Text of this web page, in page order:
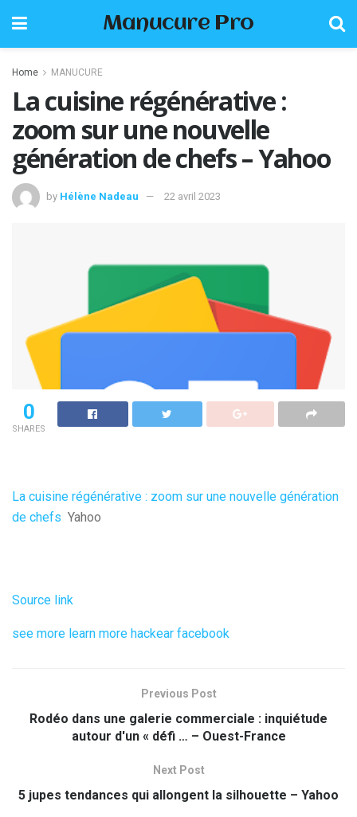
Manucure Pro
Home MANUCURE
La cuisine régénérative :
zoom sur une nouvelle
génération de chefs – Yahoo
by Hélène Nadeau 22 avril 2023
0
SHARES
La cuisine régénérative : zoom sur une nouvelle génération
de chefs Yahoo
Source link
see more learn more hackear facebook
Previous Post
Rodéo dans une galerie commerciale : inquiétude
autour d'un « défi … – Ouest-France
Next Post
5 jupes tendances qui allongent la silhouette – Yahoo